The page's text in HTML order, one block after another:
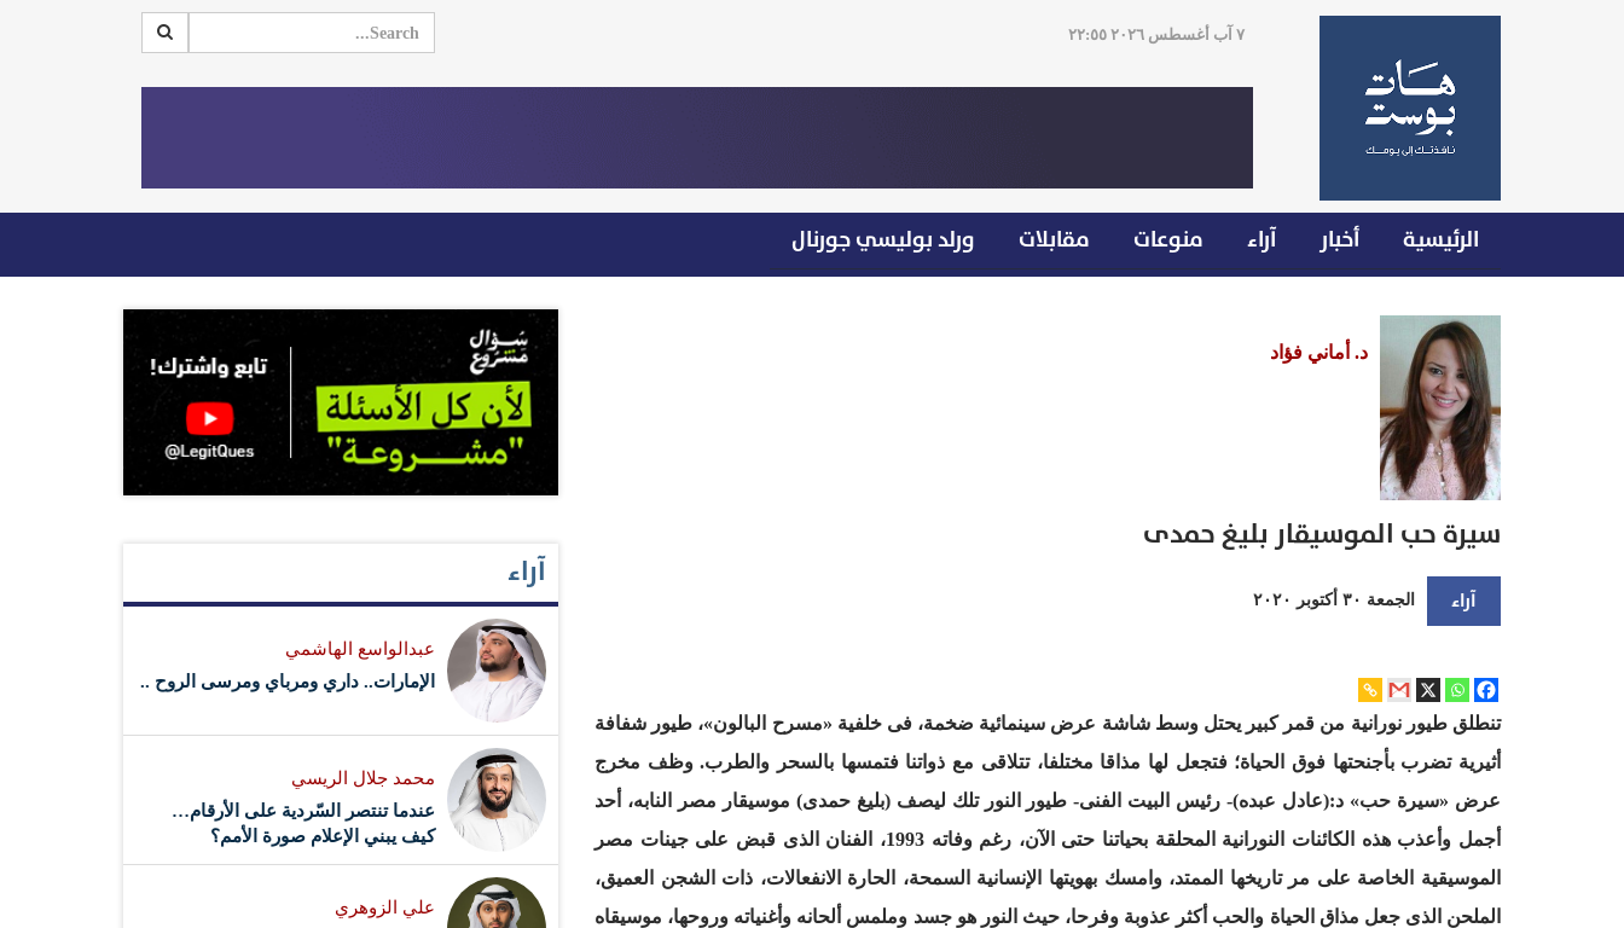
٧ آب أغسطس ٢٠٢٦ ٢٢:٥٥
الرئيسية أخبار آراء منوعات مقابلات ورلد بوليسي جورنال
د. أماني فؤاد
سيرة حب الموسيقار بليغ حمدى
آراء الجمعة ٣٠ أكتوبر ٢٠٢٠
تنطلق طيور نورانية من قمر كبير يحتل وسط شاشة عرض سينمائية ضخمة، فى خلفية «مسرح البالون»، طيور شفافة
أثيرية تضرب بأجنحتها فوق الحياة؛ فتجعل لها مذاقا مختلفا، تتلاقى مع ذواتنا فتمسها بالسحر والطرب. وظف مخرج
عرض «سيرة حب» د:(عادل عبده)- رئيس البيت الفنى- طيور النور تلك ليصف (بليغ حمدى) موسيقار مصر النابه، أحد
أجمل وأعذب هذه الكائنات النورانية المحلقة بحياتنا حتى الآن، رغم وفاته 1993، الفنان الذى قبض على جينات مصر
الموسيقية الخاصة على مر تاريخها الممتد، وامسك بهويتها الإنسانية السمحة، الحارة الانفعالات، ذات الشجن العميق،
الملحن الذى جعل مذاق الحياة والحب أكثر عذوبة وفرحا، حيث النور هو جسد وملمس ألحانه وأغنياته وروحها، موسيقاه
آراء
عبدالواسع الهاشمي
الإمارات.. داري ومرباي ومرسى الروح ..
محمد جلال الريسي
عندما تنتصر السّردية على الأرقام…
كيف يبني الإعلام صورة الأمم؟
علي الزوهري